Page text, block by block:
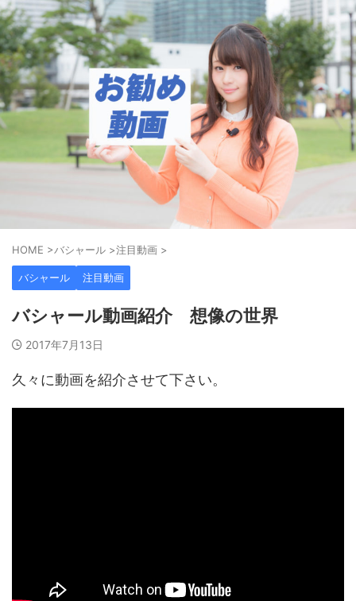
HOME >バシャール >注目動画 >
バシャール 注目動画
バシャール動画紹介 想像の世界
2017年7月13日
久々に動画を紹介させて下さい。